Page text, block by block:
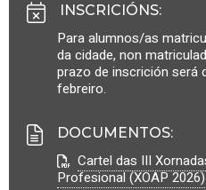
INSCRICIÓNS:
Para alumnos/as
da cidade, non
prazo de inscrición será
febreiro.
DOCUMENTOS:
Cartel das III
Profesional (XOAP